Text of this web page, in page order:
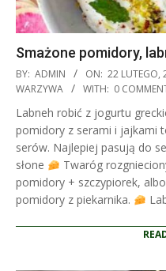
Smażone pomidory,
2019-
02-
BY: ADMIN ON: 22 LUTEGO,
WARZYWA
WITH: 0
Labneh robić z jogurtu
pomidory z serami i jajkami
serów. Najlepiej pasują do
słone
Twaróg
pomidory + szczypiorek,
pomidory z piekarnika.